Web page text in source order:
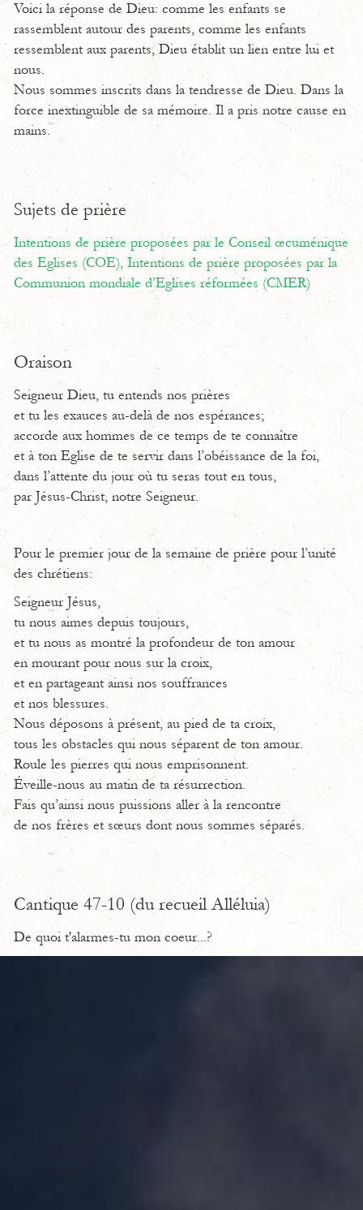
Voici la réponse de Dieu: comme les enfants se
rassemblent autour des parents, comme les enfants
ressemblent aux parents, Dieu établit un lien entre lui et
nous.
Nous sommes inscrits dans la tendresse de Dieu. Dans la
force inextinguible de sa mémoire. Il a pris notre cause en
mains.
Sujets de prière
Intentions de prière proposées par le Conseil œcuménique
des Eglises (COE), Intentions de prière proposées par la
Communion mondiale d’Eglises réformées (CMER)
Oraison
Seigneur Dieu, tu entends nos prières
et tu les exauces au-delà de nos espérances;
accorde aux hommes de ce temps de te connaître
et à ton Eglise de te servir dans l’obéissance de la foi,
dans l’attente du jour où tu seras tout en tous,
par Jésus-Christ, notre Seigneur.
Pour le premier jour de la semaine de prière pour l’unité
des chrétiens:
Seigneur Jésus,
tu nous aimes depuis toujours,
et tu nous as montré la profondeur de ton amour
en mourant pour nous sur la croix,
et en partageant ainsi nos souffrances
et nos blessures.
Nous déposons à présent, au pied de ta croix,
tous les obstacles qui nous séparent de ton amour.
Roule les pierres qui nous emprisonnent.
Éveille-nous au matin de ta résurrection.
Fais qu’ainsi nous puissions aller à la rencontre
de nos frères et sœurs dont nous sommes séparés.
Cantique 47-10 (du recueil Alléluia)
De quoi t'alarmes-tu mon coeur...?